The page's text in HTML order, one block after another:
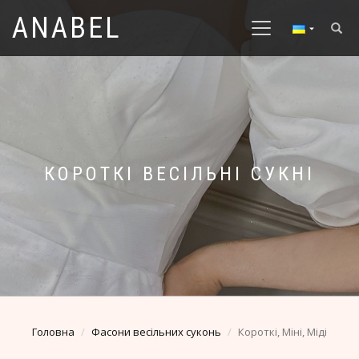
ANABEL
КОРОТКІ ВЕСІЛЬНІ СУКНІ
Головна Фасони весільних суконь Короткі, Міні, Міді